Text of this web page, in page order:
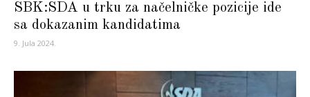
SBK:SDA u trku za načelničke pozicije ide
sa dokazanim kandidatima
9. Jula 2024.